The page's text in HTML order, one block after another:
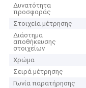
Δυνατότητα
προσφοράς
Στοιχεία μέτρησης
Διάστημα
αποθήκευσης
στοιχείων
Χρώμα
Σειρά μέτρησης
Γωνία παρατήρησης